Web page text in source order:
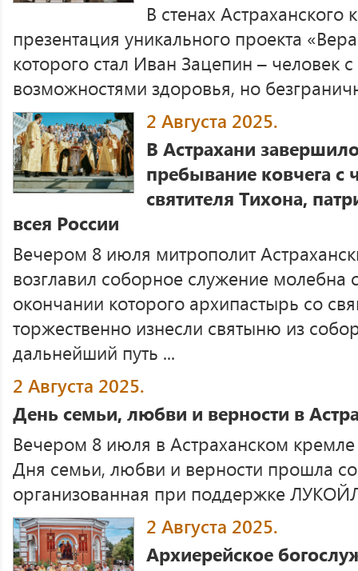
В стенах Астраханского
презентация уникального проекта
которого стал Иван Зацепин – человек
возможностями здоровья, но
2 Августа 2025.
В Астрахани
пребывание ковчега с
святителя Тихона,
всея России
Вечером 8 июля митрополит
возглавил соборное служение молебна
окончании которого архипастырь со
торжественно изнесли святыню из
дальнейший путь ...
2 Августа 2025.
День семьи, любви и верности в
Вечером 8 июля в Астраханском
Дня семьи, любви и верности прошла
организованная при поддержке
2 Августа 2025.
Архиерейское